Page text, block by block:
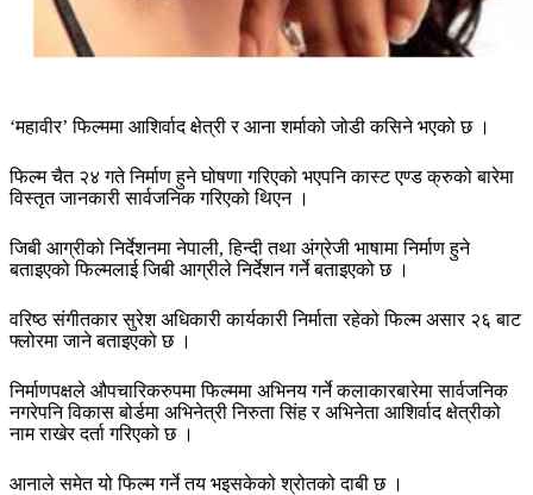
‘महावीर’ फिल्ममा आशिर्वाद क्षेत्री र आना शर्माको जोडी कसिने भएको छ ।
फिल्म चैत २४ गते निर्माण हुने घोषणा गरिएको भएपनि कास्ट एण्ड क्रुको बारेमा
विस्तृत जानकारी सार्वजनिक गरिएको थिएन ।
जिबी आग्रीको निर्देशनमा नेपाली, हिन्दी तथा अंग्रेजी भाषामा निर्माण हुने
बताइएको फिल्मलाई जिबी आग्रीले निर्देशन गर्ने बताइएको छ ।
वरिष्ठ संगीतकार सुरेश अधिकारी कार्यकारी निर्माता रहेको फिल्म असार २६ बाट
फ्लोरमा जाने बताइएको छ ।
निर्माणपक्षले औपचारिकरुपमा फिल्ममा अभिनय गर्ने कलाकारबारेमा सार्वजनिक
नगरेपनि विकास बोर्डमा अभिनेत्री निरुता सिंह र अभिनेता आशिर्वाद क्षेत्रीको
नाम राखेर दर्ता गरिएको छ ।
आनाले समेत यो फिल्म गर्ने तय भइसकेको श्रोतको दाबी छ ।